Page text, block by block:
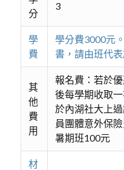
分
3
學
費
學分費3000元
書，請由班代表
其
他
費
用
報名費：若於
後每學期收取
於內湖社大上
員團體意外保
暑期班100元
材